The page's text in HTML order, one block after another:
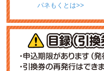
パネもくとは>>